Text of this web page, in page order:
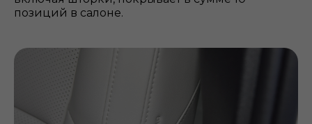
позиций в салоне.